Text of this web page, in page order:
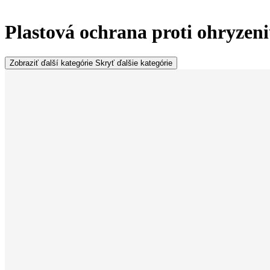
Plastová ochrana proti
Zobraziť ďalší kategórie Skryť ďalšie kategórie